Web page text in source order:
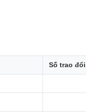
Số trao đổi